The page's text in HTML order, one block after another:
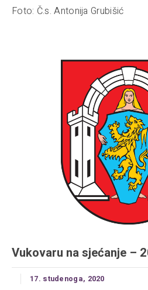
Foto: Č.s. Antonija Grubišić
Vukovaru na sjećanje –
17. studenoga, 2020